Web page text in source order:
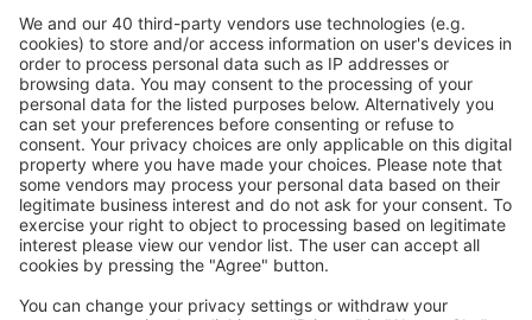
Es tut uns leid, wir können keine
Ergebnisse aufzeigen
Bitte starten Sie Ihre Suche erneut mit anderen Suchkriterien.
Copyright © eSky.at. Alle Rechte vorbehalten.